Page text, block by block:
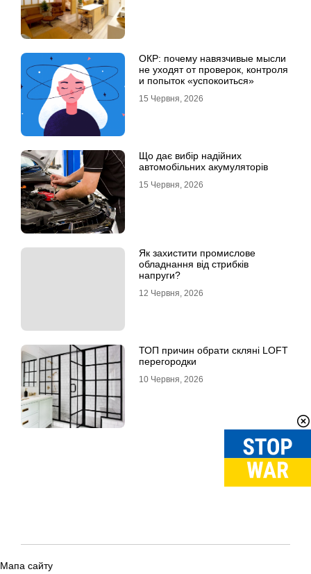
ОКР: почему навязчивые мысли
не уходят от проверок, контроля
и попыток «успокоиться»
15 Червня, 2026
Що дає вибір надійних
автомобільних акумуляторів
15 Червня, 2026
Як захистити промислове
обладнання від стрибків
напруги?
12 Червня, 2026
ТОП причин обрати скляні LOFT
перегородки
10 Червня, 2026
Мапа сайту